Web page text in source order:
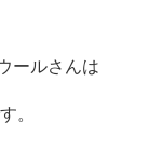
ールさんは
。